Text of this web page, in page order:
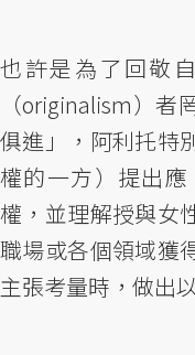
也許是為了回敬
（originalism）
俱進」，阿利托特
權的一方）提出
權，並理解授與女
職場或各個領域獲
主張考量時，做出